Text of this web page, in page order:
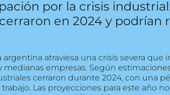
por la crisis
en 2024 y podrían
argentina atraviesa una crisis severa que
medianas empresas. Según
cerraron durante 2024, con una
Las proyecciones para este año